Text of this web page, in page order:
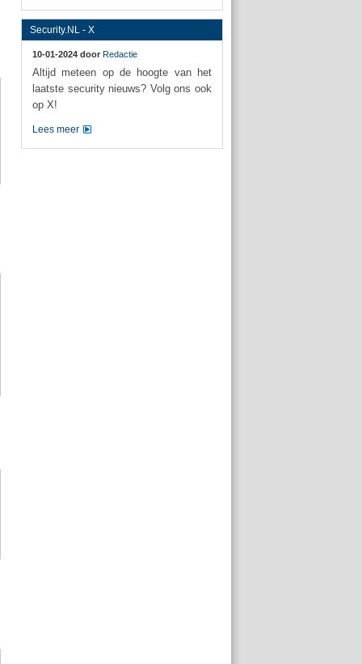
Security.NL - X
10-01-2024 door Redactie
Altijd meteen op de hoogte van het
laatste security nieuws? Volg ons ook
op X!
Lees meer